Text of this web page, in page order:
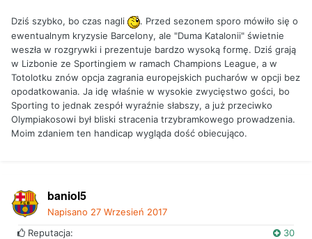
Dziś szybko, bo czas nagli
. Przed sezonem sporo mówiło się o
ewentualnym kryzysie Barcelony, ale "Duma Katalonii" świetnie
weszła w rozgrywki i prezentuje bardzo wysoką formę. Dziś grają
w Lizbonie ze Sportingiem w ramach Champions League, a w
Totolotku znów opcja zagrania europejskich pucharów w opcji bez
opodatkowania. Ja idę właśnie w wysokie zwycięstwo gości, bo
Sporting to jednak zespół wyraźnie słabszy, a już przeciwko
Olympiakosowi był bliski stracenia trzybramkowego prowadzenia.
Moim zdaniem ten handicap wygląda dość obiecująco.
baniol5
Napisano 27 Wrzesień 2017
Reputacja:
30